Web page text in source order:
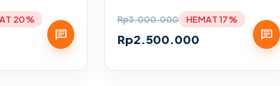
20%
chat
Rp3.000.000
Rp2.500.000
HEMAT 17%
chat